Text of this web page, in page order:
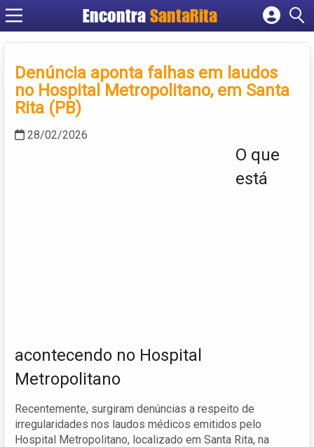
EncontraSantaRita
Cadastrar empresa
Criar conta
Denúncia aponta falhas em laudos
no Hospital Metropolitano, em Santa
Rita (PB)
28/02/2026
O que
está
acontecendo no Hospital
Metropolitano
Recentemente, surgiram denúncias a respeito de
irregularidades nos laudos médicos emitidos pelo
Hospital Metropolitano, localizado em Santa Rita, na